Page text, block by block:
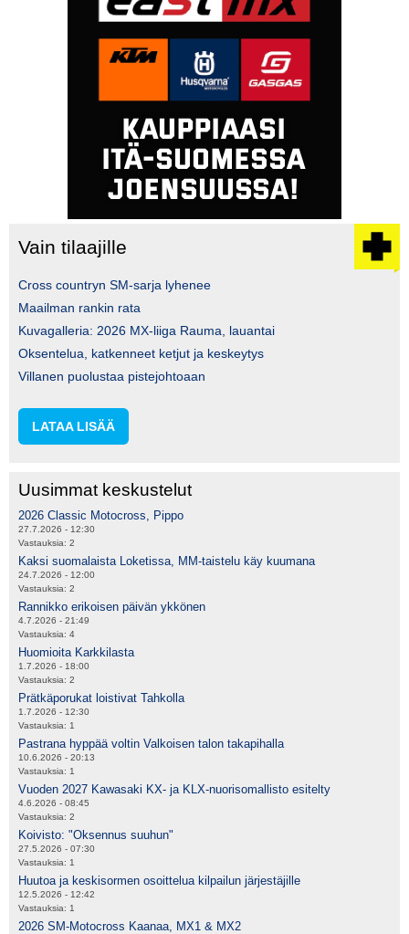
Vain tilaajille
Cross countryn SM-sarja lyhenee
Maailman rankin rata
Kuvagalleria: 2026 MX-liiga Rauma, lauantai
Oksentelua, katkenneet ketjut ja keskeytys
Villanen puolustaa pistejohtoaan
LATAA LISÄÄ
Uusimmat keskustelut
2026 Classic Motocross, Pippo
27.7.2026 - 12:30
Vastauksia: 2
Kaksi suomalaista Loketissa, MM-taistelu käy kuumana
24.7.2026 - 12:00
Vastauksia: 2
Rannikko erikoisen päivän ykkönen
4.7.2026 - 21:49
Vastauksia: 4
Huomioita Karkkilasta
1.7.2026 - 18:00
Vastauksia: 2
Prätkäporukat loistivat Tahkolla
1.7.2026 - 12:30
Vastauksia: 1
Pastrana hyppää voltin Valkoisen talon takapihalla
10.6.2026 - 20:13
Vastauksia: 1
Vuoden 2027 Kawasaki KX- ja KLX-nuorisomallisto esitelty
4.6.2026 - 08:45
Vastauksia: 2
Koivisto: "Oksennus suuhun"
27.5.2026 - 07:30
Vastauksia: 1
Huutoa ja keskisormen osoittelua kilpailun järjestäjille
12.5.2026 - 12:42
Vastauksia: 1
2026 SM-Motocross Kaanaa, MX1 & MX2